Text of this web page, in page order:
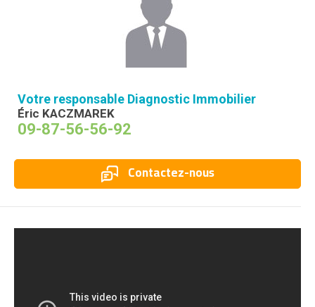
Votre responsable Diagnostic Immobilier
Éric KACZMAREK
09-87-56-56-92
Contactez-nous